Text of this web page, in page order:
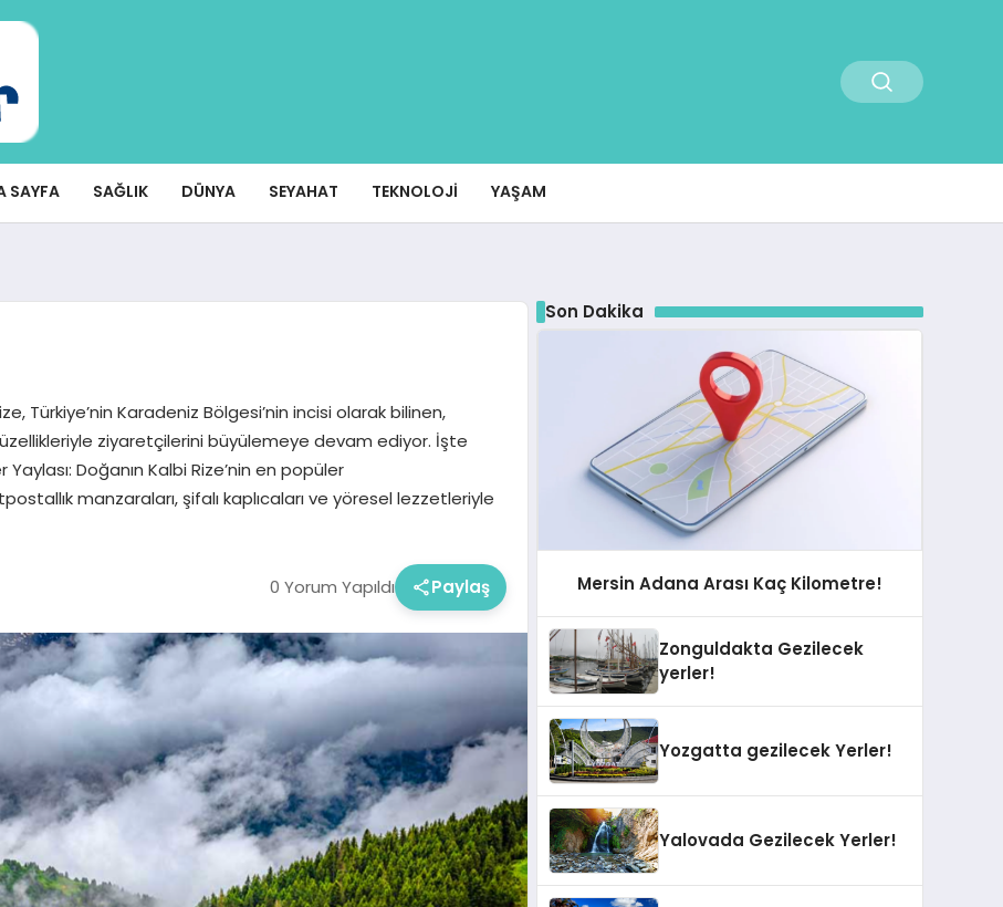
SAYFA SAĞLIK DÜNYA SEYAHAT TEKNOLOJI YAŞAM
Türkiye’nin Karadeniz Bölgesi’nin incisi olarak bilinen,
ziyaretçilerini büyülemeye devam ediyor. İşte
Doğanın Kalbi Rize’nin en popüler
manzaraları, şifalı kaplıcaları ve yöresel lezzetleriyle
0 Yorum Yapıldı Paylaş
Son Dakika
Mersin Adana Arası Kaç Kilometre!
Zonguldakta Gezilecek
yerler!
Yozgatta gezilecek Yerler!
Yalovada Gezilecek Yerler!